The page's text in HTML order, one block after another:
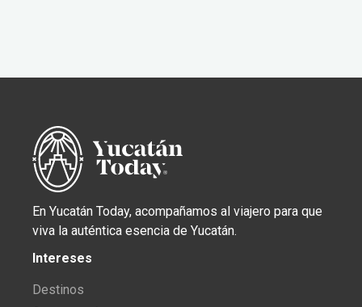
En Yucatán Today, acompañamos al viajero para que
viva la auténtica esencia de Yucatán.
Intereses
Destinos